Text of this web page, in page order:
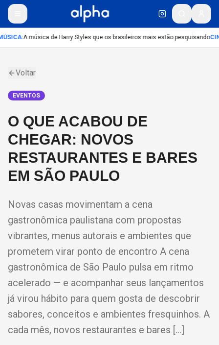
:A música de Harry Styles que os brasileiros mais estão pesquisando
Voltar
EVENTOS
O QUE ACABOU DE
CHEGAR: NOVOS
RESTAURANTES E BARES
EM SÃO PAULO
Novas casas movimentam a cena
gastronômica paulistana com propostas
vibrantes, menus autorais e ambientes que
prometem virar ponto de encontro A cena
gastronômica de São Paulo pulsa em ritmo
acelerado — e acompanhar seus lançamentos
já virou hábito para quem gosta de descobrir
sabores, conceitos e ambientes fresquinhos. A
cada mês, novos restaurantes e bares […]